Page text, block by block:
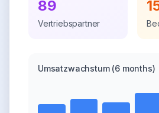
89
Vertriebspartner
Umsatzwachstum(6 months)